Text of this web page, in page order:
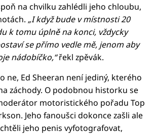
na chvilku zahlédli jeho chloubu,
„I když bude v místnosti 20
k tomu úplně na konci, vždycky
se přímo vedle mě, jenom aby
nádobíčko,“řekl zpěvák.
ne, Ed Sheeran není jediný, kterého
záchody. O podobnou historku se
motoristického pořadu Top
Jeho fanoušci dokonce zašli ale
jeho penis vyfotografovat,